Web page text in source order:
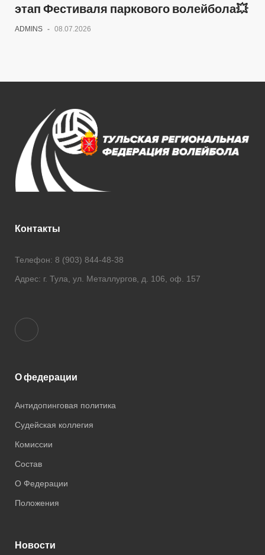
этап Фестиваля паркового волейбола💥
ADMINS - 08.07.2026
Контакты
Телефон: 8 (903) 844-48-38
Адрес: г. Тула, ул. Металлургов, д. 106, оф. 157
О федерации
Антидопинговая политика
Судейская коллегия
Комисcии
Состав
О Федерации
Положения
Новости